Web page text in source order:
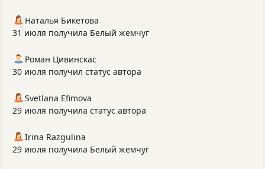
Наталья Бикетова
31 июля получила Белый жемчуг
Роман Цивинскас
30 июля получил статус автора
Svetlana Efimova
29 июля получила статус автора
Irina Razgulina
29 июля получила Белый жемчуг